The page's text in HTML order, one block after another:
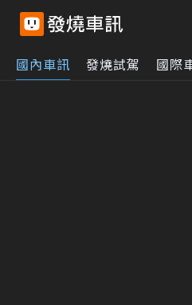
國內車訊 發燒試駕 國際